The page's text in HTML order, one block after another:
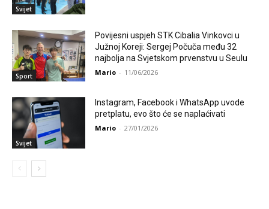
Svijet
Sport
Povijesni uspjeh STK Cibalia Vinkovci u
Južnoj Koreji: Sergej Počuča među 32
najbolja na Svjetskom prvenstvu u Seulu
Mario - 11/06/2026
Svijet
Instagram, Facebook i WhatsApp uvode
pretplatu, evo što će se naplaćivati
Mario - 27/01/2026